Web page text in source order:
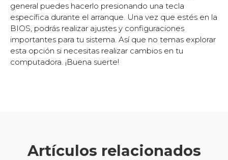
general puedes hacerlo presionando una tecla
específica durante el arranque. Una vez que estés en la
BIOS, podrás realizar ajustes y configuraciones
importantes para tu sistema. Así que no temas explorar
esta opción si necesitas realizar cambios en tu
computadora. ¡Buena suerte!
Artículos relacionados